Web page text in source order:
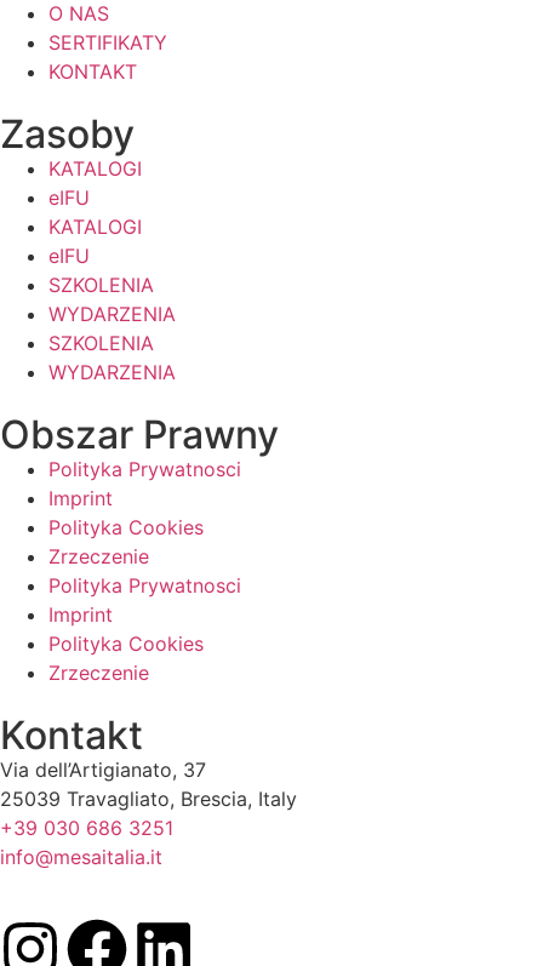
O NAS
SERTIFIKATY
KONTAKT
Zasoby
KATALOGI
eIFU
KATALOGI
eIFU
SZKOLENIA
WYDARZENIA
SZKOLENIA
WYDARZENIA
Obszar Prawny
Polityka Prywatnosci
Imprint
Polityka Cookies
Zrzeczenie
Polityka Prywatnosci
Imprint
Polityka Cookies
Zrzeczenie
Kontakt
Via dell’Artigianato, 37
25039 Travagliato, Brescia, Italy
+39 030 686 3251
info@mesaitalia.it